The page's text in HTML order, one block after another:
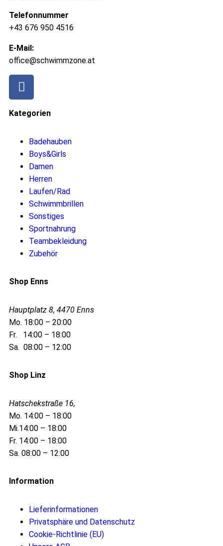
Telefonnummer
+43 676 950 4516
E-Mail:
office@schwimmzone.at
Kategorien
Badehauben
Boys&Girls
Damen
Herren
Laufen/Rad
Schwimmbrillen
Sonstiges
Sportnahrung
Teambekleidung
Zubehör
Shop Enns
Hauptplatz 8, 4470 Enns
Mo. 18:00 – 20:00
Fr. 14:00 – 18:00
Sa. 08:00 – 12:00
Shop Linz
Hatschekstraße 16,
Mo. 14:00 – 18:00
Mi.14:00 – 18:00
Fr. 14:00 – 18:00
Sa. 08:00 – 12:00
Information
Lieferinformationen
Privatsphäre und Datenschutz
Cookie-Richtlinie (EU)